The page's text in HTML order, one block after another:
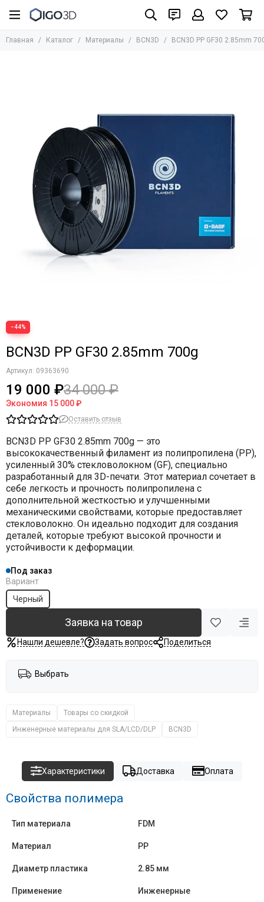
Материалы
HARZ Labs
Стандартные фотополимеры
Биосовместимые фотополимеры
Инженерные материалы для SLA/LCD/DLP
Фотополимеры для юверирного дела
Медицинские материалы
Главная Каталог Материалы BCN3D BCN3D PP GF30 2.85mm
−44%
BCN3D PP GF30 2.85mm 700g
Артикул: 09363690
19 000 ₽34 000 ₽
Экономия 15 000 ₽
Оставить отзыв
BCN3D PP GF30 2.85mm 700g — это
высококачественный филамент из полипропилена (PP),
усиленный 30% стекловолокном (GF), специально
разработанный для 3D-печати. Этот материал сочетает в
себе легкость и прочность полипропилена с
дополнительной жесткостью и улучшенными
механическими свойствами, которые предоставляет
стекловолокно. Он идеально подходит для создания
деталей, которые требуют высокой прочности и
устойчивости к деформации.
Под заказ
Вариант
Черный
Заявка на товар
Нашли дешевле? Задать вопрос Поделиться
Выбрать
Материалы
Товары со скидкой
Инженерные материалы для SLA/LCD/DLP
BCN3D
Характеристики Доставка Оплата
Свойства полимера
Тип материала FDM
Материал PP
Диаметр пластика 2.85 мм
Применение Инженерные